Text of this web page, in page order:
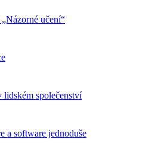
učení“
lidském společenství
a software jednoduše